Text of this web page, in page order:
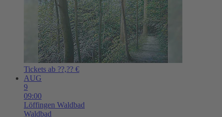
Tickets ab ??,?? €
AUG
9
09:00
Löffingen Waldbad
Waldbad